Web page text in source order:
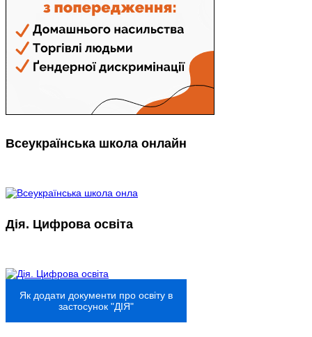
Всеукраїнська школа онлайн
Дія. Цифрова освіта
Як додати документи про освіту в
застосунок "ДІЯ"